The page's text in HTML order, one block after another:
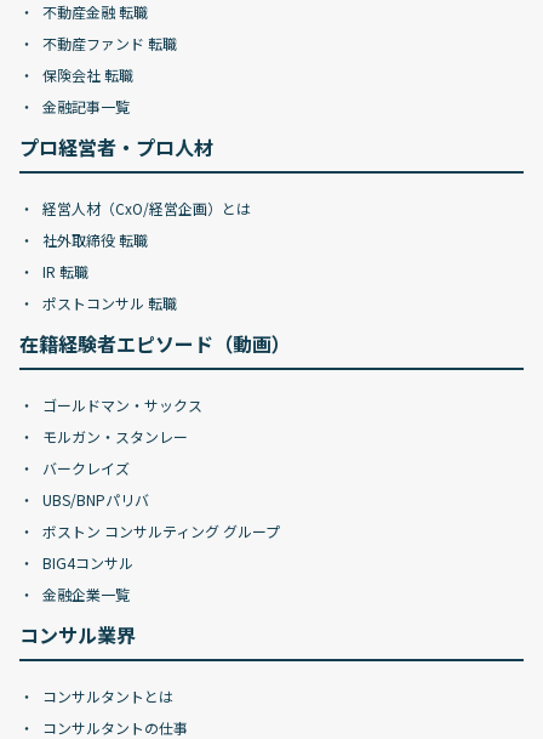
不動産金融 転職
不動産ファンド 転職
保険会社 転職
金融記事一覧
プロ経営者・プロ人材
経営人材（CxO/経営企画）とは
社外取締役 転職
IR 転職
ポストコンサル 転職
在籍経験者エピソード（動画）
ゴールドマン・サックス
モルガン・スタンレー
バークレイズ
UBS/BNPパリバ
ボストン コンサルティング グループ
BIG4コンサル
金融企業一覧
コンサル業界
コンサルタントとは
コンサルタントの仕事